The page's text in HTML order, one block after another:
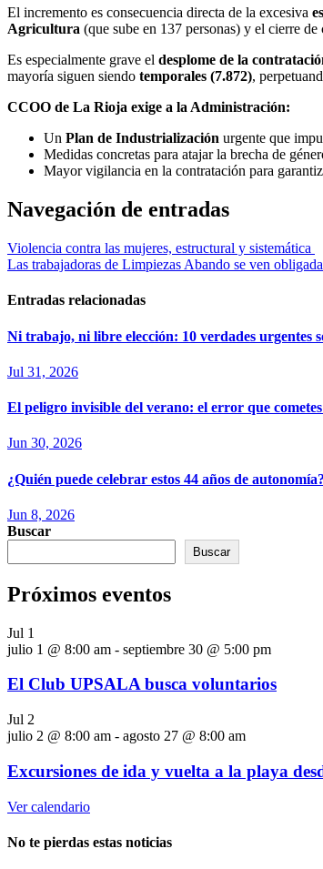
El incremento es consecuencia directa de la excesiva
Agricultura (que sube en 137 personas) y el cierre
Es especialmente grave el desplome de la
mayoría siguen siendo temporales (7.872),
CCOO de La Rioja exige a la Administración:
Un Plan de Industrialización urgente que
Medidas concretas para atajar la brecha de
Mayor vigilancia en la contratación para
Navegación de entradas
Violencia contra las mujeres, estructural y sistemática
Las trabajadoras de Limpiezas Abando se ven
Entradas relacionadas
Ni trabajo, ni libre elección: 10 verdades urgentes
Jul 31, 2026
El peligro invisible del verano: el error que
Jun 30, 2026
¿Quién puede celebrar estos 44 años de autonomía?
Jun 8, 2026
Buscar
Buscar
Próximos eventos
Jul 1
julio 1 @ 8:00 am - septiembre 30 @ 5:00 pm
El Club UPSALA busca voluntarios
Jul 2
julio 2 @ 8:00 am - agosto 27 @ 8:00 am
Excursiones de ida y vuelta a la playa
Ver calendario
No te pierdas estas noticias